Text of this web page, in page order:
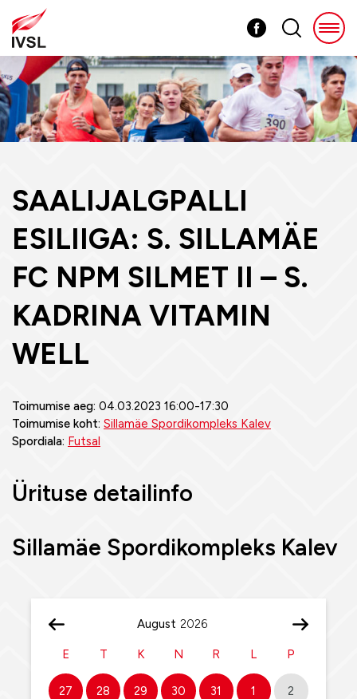
August
E T K N R L P
27 28 29 30 31 1 2
SAALIJALGPALLI
ESILIIGA: S. SILLAMÄE
FC NPM SILMET II – S.
KADRINA VITAMIN
WELL
Toimumise aeg: 04.03.2023 16:00-17:30
Toimumise koht: Sillamäe Spordikompleks Kalev
Spordiala: Futsal
Ürituse detailinfo
Sillamäe Spordikompleks Kalev